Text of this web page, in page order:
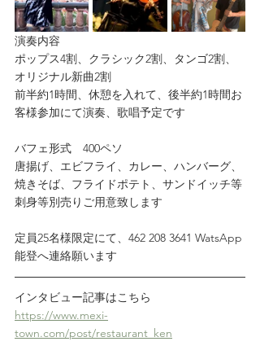
演奏内容
ポップス4割、クラシック2割、タンゴ2割、
オリジナル新曲2割
前半約1時間、休憩を入れて、後半約1時間お
客様参加にて演奏、歌唱予定です
バフェ形式　400ペソ
唐揚げ、エビフライ、カレー、ハンバーグ、
焼きそば、フライドポテト、サンドイッチ等
刺身等別売りご用意致します
定員25名様限定にて、462 208 3641 WatsApp
能登へ連絡願います
インタビュー記事はこちら
https://www.mexi-
town.com/post/restaurant_ken